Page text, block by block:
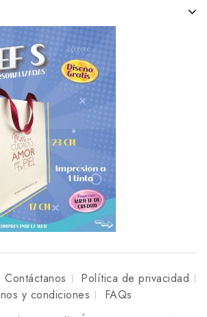
Contáctanos
Política de privacidad
y condiciones
FAQs